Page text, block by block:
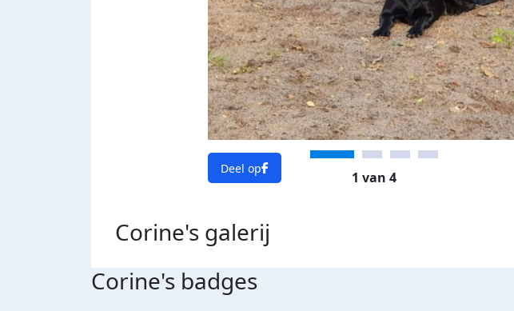
Deel op
1 van 4
Corine's galerij
Corine's badges